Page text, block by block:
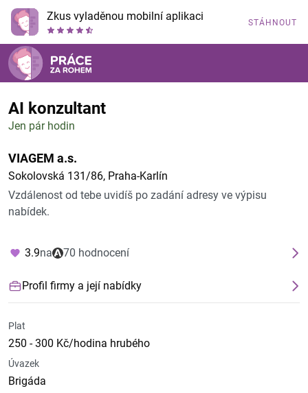
Zkus vyladěnou mobilní aplikaci STÁHNOUT
AI konzultant
Jen pár hodin
VIAGEM a.s.
Sokolovská 131/86, Praha-Karlín
Vzdálenost od tebe uvidíš po zadání adresy ve výpisu
nabídek.
3.9na 70 hodnocení
Profil firmy a její nabídky
Plat
250 - 300 Kč/hodina hrubého
Úvazek
Brigáda